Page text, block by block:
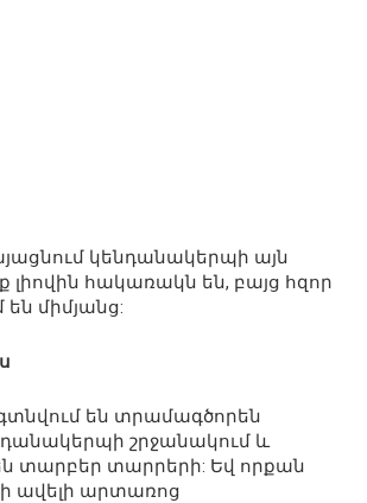
կենդանակերպի այն
լիովին հակառակն են, բայց հզոր
են միմյանց:
են տրամագծորեն
շրջանակում և
տարբեր տարրերի: Եվ որքան
ավելի արտառոց